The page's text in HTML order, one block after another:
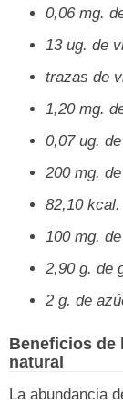
0,06 mg.
13 ug. de
trazas de
1,20 mg.
0,07 ug.
200 mg.
82,10
100 mg.
2,90 g. de
2 g. de
Beneficios de
natural
La abundancia